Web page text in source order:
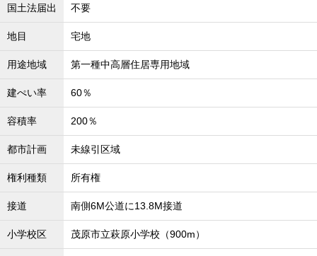
国土法届出 不要
地目 宅地
用途地域 第一種中高層住居専用地域
建ぺい率 60％
容積率 200％
都市計画 未線引区域
権利種類 所有権
接道 南側6M公道に13.8M接道
小学校区 茂原市立萩原小学校（900m）